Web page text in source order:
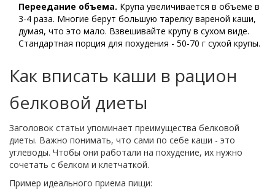
Переедание объема. Крупа увеличивается в объеме в
3-4 раза. Многие берут большую тарелку вареной каши,
думая, что это мало. Взвешивайте крупу в сухом виде.
Стандартная порция для похудения - 50-70 г сухой крупы.
Как вписать каши в рацион
белковой диеты
Заголовок статьи упоминает преимущества белковой
диеты. Важно понимать, что сами по себе каши - это
углеводы. Чтобы они работали на похудение, их нужно
сочетать с белком и клетчаткой.
Пример идеального приема пищи: